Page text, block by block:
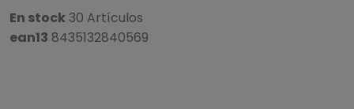
En stock 30 Artículos
ean13 8435132840569